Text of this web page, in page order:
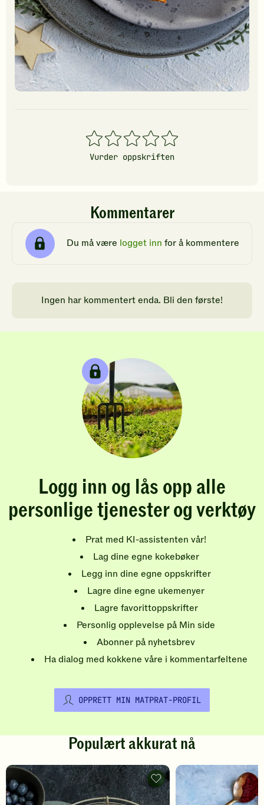
1
stjerner
2
stjerner
3
stjerner
4
stjerner
5
stjerner
Vurder oppskriften
Kommentarer
Du må være logget inn for å kommentere
Ingen har kommentert enda. Bli den første!
Logg inn og lås opp alle
personlige tjenester og verktøy
Prat med KI-assistenten vår!
Lag dine egne kokebøker
Legg inn dine egne oppskrifter
Lagre dine egne ukemenyer
Lagre favorittoppskrifter
Personlig opplevelse på Min side
Abonner på nyhetsbrev
Ha dialog med kokkene våre i kommentarfeltene
OPPRETT MIN MATPRAT-PROFIL
Populært akkurat nå
Pannekaker
-
legg